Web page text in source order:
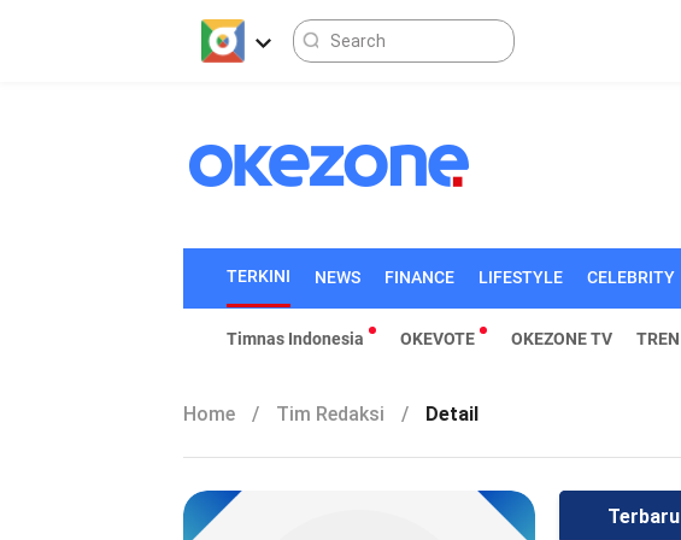
TERKINI NEWS FINANCE LIFESTYLE CELEBRITY
Timnas Indonesia OKEVOTE OKEZONE TV TREN
Home / Tim Redaksi / Detail
Terbaru